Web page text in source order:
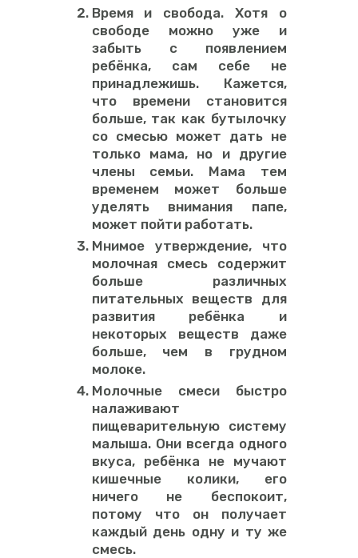
Время и свобода. Хотя о
свободе можно уже и
забыть с появлением
ребёнка, сам себе не
принадлежишь. Кажется,
что времени становится
больше, так как бутылочку
со смесью может дать не
только мама, но и другие
члены семьи. Мама тем
временем может больше
уделять внимания папе,
может пойти работать.
Мнимое утверждение, что
молочная смесь содержит
больше различных
питательных веществ для
развития ребёнка и
некоторых веществ даже
больше, чем в грудном
молоке.
Молочные смеси быстро
налаживают
пищеварительную систему
малыша. Они всегда одного
вкуса, ребёнка не мучают
кишечные колики, его
ничего не беспокоит,
потому что он получает
каждый день одну и ту же
смесь.